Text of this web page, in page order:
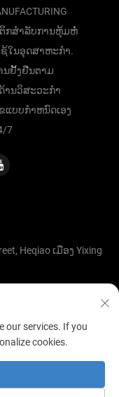
ຕິກສຳລັບການຫຸ້ມຫໍ່
ຊ້ໃນອຸດສາຫະກຳ.
ນຢັ້ງຢືນຕາມ
ານວິສະວະກຳ
ແບບກຳຫນົດເອງ
7
Heqiao ເມືອງ Yixing
CO.,
our services. If you
cookies.